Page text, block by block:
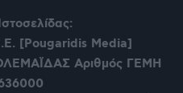
[Pougaridis Media]
Αριθμός ΓΕΜΗ